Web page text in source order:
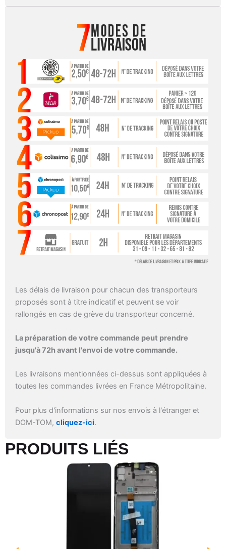
Les délais de livraison pour chacun des transporteurs
proposés sont à titre indicatif et peuvent se voir
rallongés en cas de grève du transporteur concerné.
La préparation de votre commande peut prendre
jusqu'à 72h avant l'envoi de votre commande.
Les livraisons mentionnées ci-dessus sont appliquées à
toutes les commandes livrées en France Métropolitaine.
Pour plus d'informations sur nos envois à l'étranger et
DOM-TOM, cliquez-ici.
PRODUITS LIÉS​